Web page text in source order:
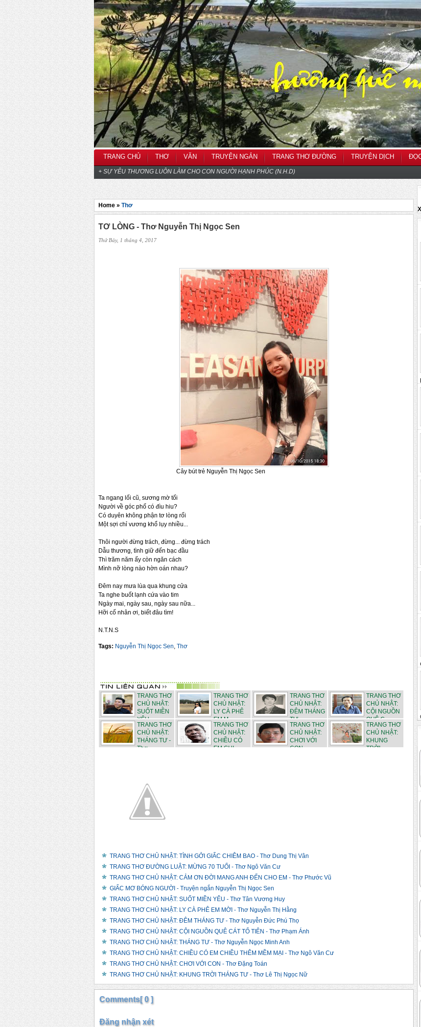
TRANG CHỦ THƠ VĂN TRUYỆN NGẮN TRANG THƠ ĐƯỜNG TRUYỆN DỊCH
+ SỰ YÊU THƯƠNG LUÔN LÀM CHO CON NGƯỜI HẠNH PHÚC (N.H.D)
Home » Thơ
TƠ LÒNG - Thơ Nguyễn Thị Ngọc Sen
Thứ Bảy, 1 tháng 4, 2017
Cây bút trẻ Nguyễn Thị Ngọc Sen
Ta ngang lối cũ, sương mờ tối
Người về góc phố có đìu hiu?
Có duyên không phận tơ lòng rối
Một sợi chỉ vương khổ lụy nhiều...
Thôi người đừng trách, đừng... đừng trách
Dẫu thương, tình giữ đến bạc đầu
Thì trăm năm ấy còn ngăn cách
Mình nỡ lòng nào hờn oán nhau?
Đêm nay mưa lùa qua khung cửa
Ta nghe buốt lạnh cứa vào tim
Ngày mai, ngày sau, ngày sau nữa...
Hỡi cố nhân ơi, biết đâu tìm!
N.T.N.S
Tags: Nguyễn Thị Ngọc Sen, Thơ
TRANG THƠ
CHỦ NHẬT:
SUỐT MIỀN
YÊU -...
TRANG THƠ
CHỦ NHẬT:
LY CÀ PHÊ
EM M...
TRANG THƠ
CHỦ NHẬT:
ĐÊM THÁNG
TƯ - ...
TRANG THƠ
CHỦ NHẬT:
CỘI NGUỒN
QUÊ C...
TRANG THƠ
CHỦ NHẬT:
THÁNG TƯ -
Thơ ...
TRANG THƠ
CHỦ NHẬT:
CHIỀU CÓ
EM CHI...
TRANG THƠ
CHỦ NHẬT:
CHƠI VỚI
CON - ...
TRANG THƠ
CHỦ NHẬT:
KHUNG
TRỜI
TRANG THƠ CHỦ NHẬT: TÌNH GỞI GIẤC CHIÊM BAO - Thơ Dung Thị Vân
TRANG THƠ ĐƯỜNG LUẬT: MỪNG 70 TUỔI - Thơ Ngô Văn Cư
TRANG THƠ CHỦ NHẬT: CẢM ƠN ĐỜI MANG ANH ĐẾN CHO EM - Thơ Phước Vũ
GIẤC MƠ BÓNG NGƯỜI - Truyện ngắn Nguyễn Thị Ngọc Sen
TRANG THƠ CHỦ NHẬT: SUỐT MIỀN YÊU - Thơ Tân Vương Huy
TRANG THƠ CHỦ NHẬT: LY CÀ PHÊ EM MỜI - Thơ Nguyễn Thị Hằng
TRANG THƠ CHỦ NHẬT: ĐÊM THÁNG TƯ - Thơ Nguyễn Đức Phú Thọ
TRANG THƠ CHỦ NHẬT: CỘI NGUỒN QUÊ CÁT TỔ TIÊN - Thơ Phạm Ánh
TRANG THƠ CHỦ NHẬT: THÁNG TƯ - Thơ Nguyễn Ngọc Minh Anh
TRANG THƠ CHỦ NHẬT: CHIỀU CÓ EM CHIỀU THÊM MỀM MẠI - Thơ Ngô Văn Cư
TRANG THƠ CHỦ NHẬT: CHƠI VỚI CON - Thơ Đặng Toán
TRANG THƠ CHỦ NHẬT: KHUNG TRỜI THÁNG TƯ - Thơ Lê Thị Ngọc Nữ
Comments[ 0 ]
Đăng nhận xét